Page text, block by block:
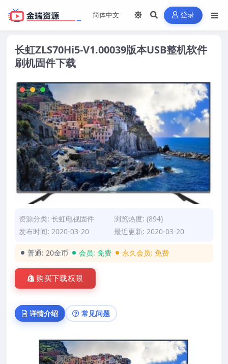
登录
长虹ZLS70Hi5-V1.00039版本USB整机软件
刷机固件下载
资源分类: 长虹电视固件
浏览热度: (894)
发布时间: 2020-03-20
最近更新: 2020-03-20
普通: 20金币 会员: 免费 永久会员: 免费
购买下载权限
详情介绍 常见问题